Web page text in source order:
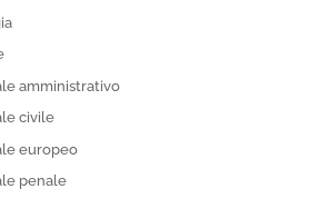
amministrativo
civile
europeo
penale